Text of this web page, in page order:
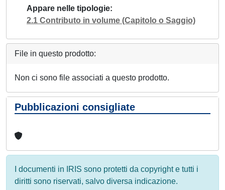
Appare nelle tipologie
2.1 Contributo in volume (Capitolo o Saggio)
File in questo prodotto:
Non ci sono file associati a questo prodotto.
Pubblicazioni consigliate
I documenti in IRIS sono protetti da copyright e tutti i
diritti sono riservati, salvo diversa indicazione.